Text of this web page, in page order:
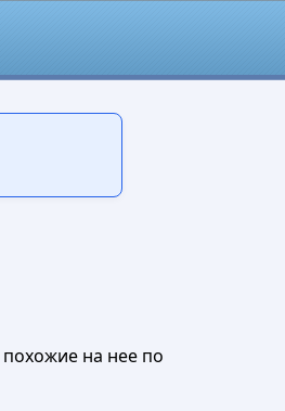
похожие на нее по